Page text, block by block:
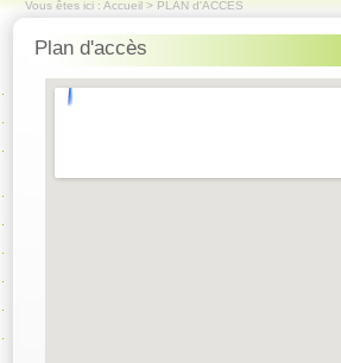
Vous êtes ici : Accueil > PLAN d'ACCES
Plan d'accès